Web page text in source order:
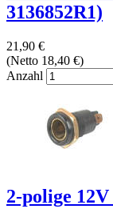
3136852R1)
21,90 €
(Netto 18,40 €)
Anzahl
2-polige 12V